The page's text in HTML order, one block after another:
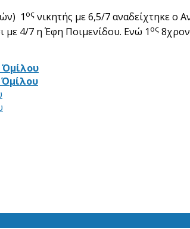
1ος νικητής με 6,5/7 αναδείχτηκε ο
με 4/7 η Έφη Ποιμενίδου. Ενώ 1ος
Όμίλου
Όμίλου